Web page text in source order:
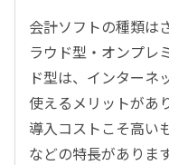
会計ソフトの種類は
ラウド型・オンプレ
ド型は、インターネ
使えるメリットがあ
導入コストこそ高い
などの特長がありま